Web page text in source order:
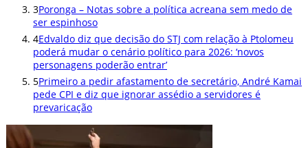
3Poronga – Notas sobre a política acreana sem medo de
ser espinhoso
4Edvaldo diz que decisão do STJ com relação à Ptolomeu
poderá mudar o cenário político para 2026: ‘novos
personagens poderão entrar’
5Primeiro a pedir afastamento de secretário, André Kamai
pede CPI e diz que ignorar assédio a servidores é
prevaricação